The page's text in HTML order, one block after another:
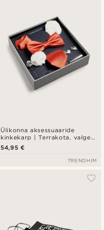
Kõrgeim hind
Ülikonna aksessuaaride
kinkekarp | Terrakota, valge,
hõbedattooni komplekt
54,95 €
TRENDHIM